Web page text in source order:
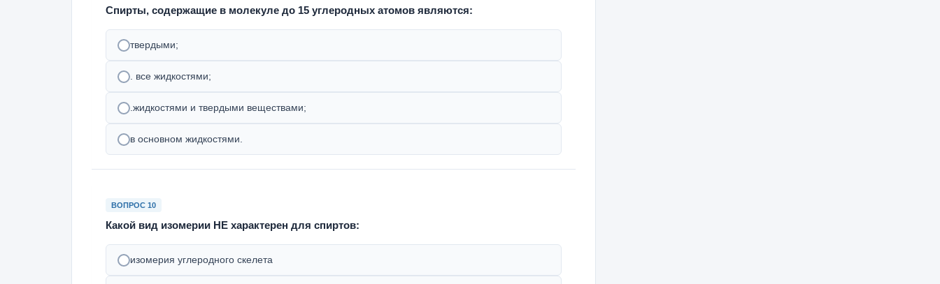
Спирты, содержащие в молекуле до 15 углеродных атомов являются:
твердыми;
. все жидкостями;
.жидкостями и твердыми веществами;
в основном жидкостями.
ВОПРОС 10
Какой вид изомерии НЕ характерен для спиртов:
изомерия углеродного скелета